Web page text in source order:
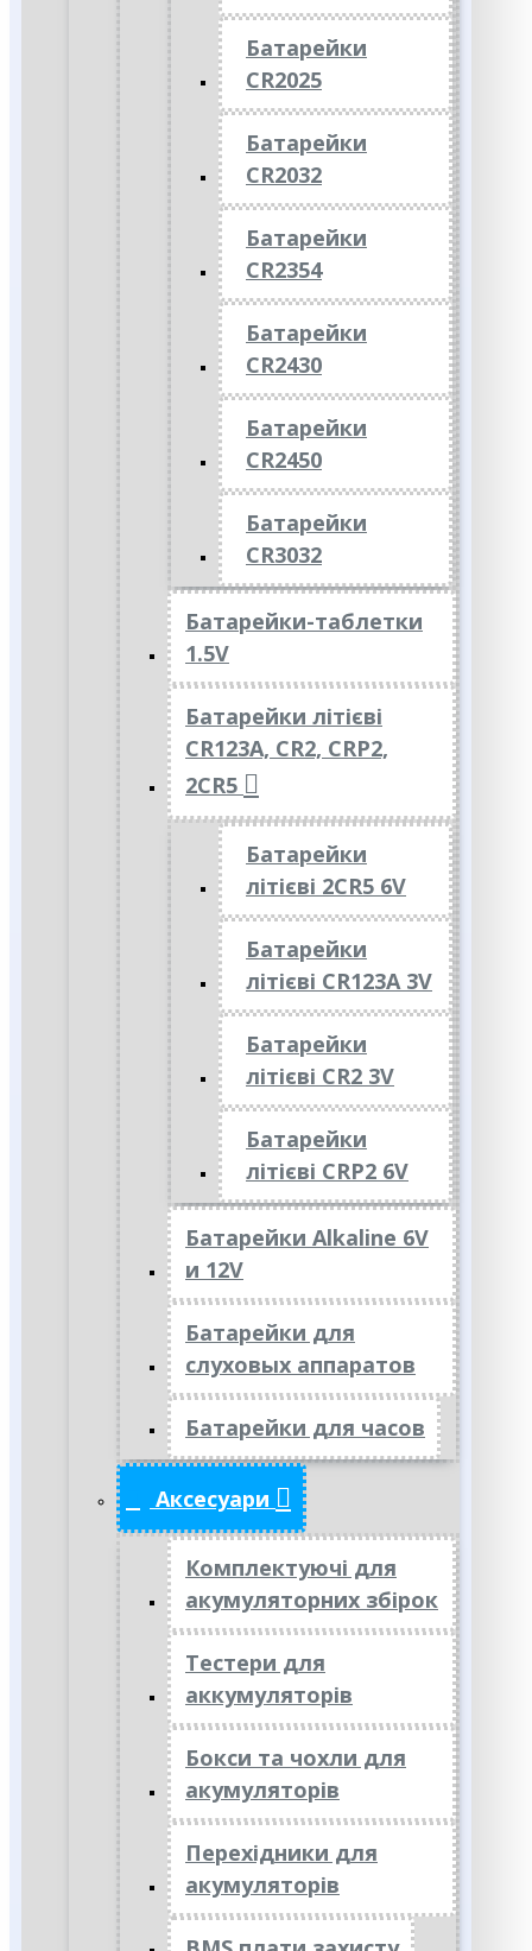
Батарейки
CR2025
Батарейки
CR2032
Батарейки
CR2354
Батарейки
CR2430
Батарейки
CR2450
Батарейки
CR3032
Батарейки-таблетки
1.5V
Батарейки літієві
CR123A, CR2, CRP2,
2CR5
Батарейки
літієві 2CR5 6V
Батарейки
літієві CR123A 3V
Батарейки
літієві CR2 3V
Батарейки
літієві CRP2 6V
Батарейки Alkaline 6V
и 12V
Батарейки для
слуховых аппаратов
Батарейки для часов
Аксесуари
Комплектуючі для
акумуляторних збірок
Тестери для
аккумуляторів
Бокси та чохли для
акумуляторів
Перехідники для
акумуляторів